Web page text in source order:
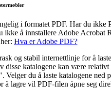
i formatet PDF. Har du ikke
ikke å innstallere Adobe Acrobat
Hva er Adobe PDF?
og stabil internettlinje for å
disse katalogene kan være
du å laste katalogene ned
å lagre vil PDF-filen åpne seg